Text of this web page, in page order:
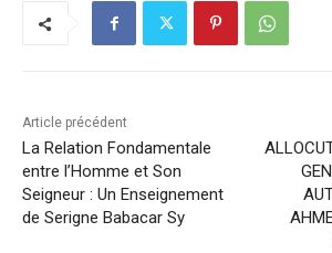
Article précédent
La Relation Fondamentale
entre l’Homme et Son
Seigneur : Un Enseignement
de Serigne Babacar Sy